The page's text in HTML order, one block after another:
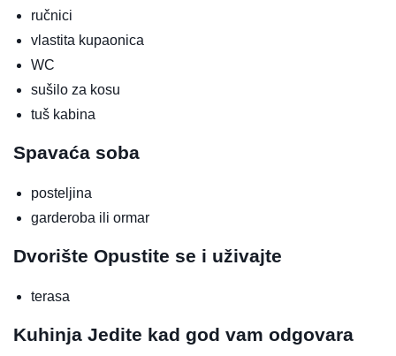
ručnici
vlastita kupaonica
WC
sušilo za kosu
tuš kabina
Spavaća soba
posteljina
garderoba ili ormar
Dvorište Opustite se i uživajte
terasa
Kuhinja Jedite kad god vam odgovara